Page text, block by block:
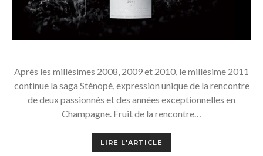
Après les millésimes 2008, 2009 et 2010, le millésime 2011
continue la saga Sténopé, expression unique de la rencontre
de deux passionnés et des années exceptionnelles en
Champagne. Fruit de la rencontre…
LIRE L'ARTICLE